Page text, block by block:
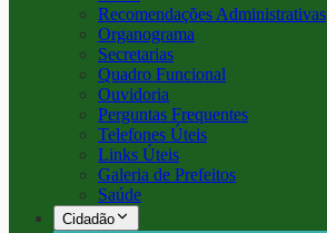
Recomendações Administrativas
Organograma
Secretarias
Quadro Funcional
Ouvidoria
Perguntas Frequentes
Telefones Úteis
Links Úteis
Galeria de Prefeitos
Saúde
Cidadão